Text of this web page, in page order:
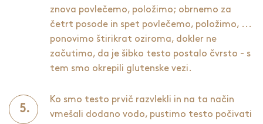
znova povlečemo, položimo; obrnemo za
četrt posode in spet povlečemo, položimo, ...
ponovimo štirikrat oziroma, dokler ne
začutimo, da je šibko testo postalo čvrsto - s
tem smo okrepili glutenske vezi.
Ko smo testo prvič razvlekli in na ta način
vmešali dodano vodo, pustimo testo počivati